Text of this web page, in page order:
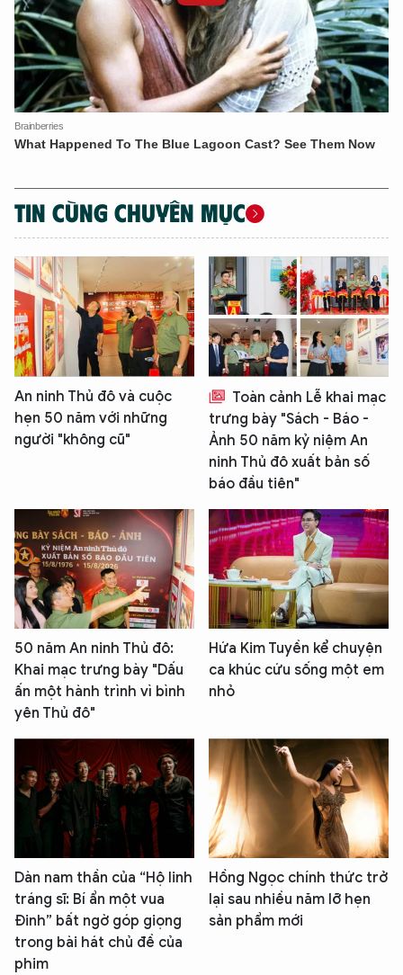
TIN CÙNG CHUYÊN MỤC
An ninh Thủ đô và cuộc
hẹn 50 năm với những
người "không cũ"
Toàn cảnh Lễ khai mạc
trưng bày "Sách - Báo -
Ảnh 50 năm kỷ niệm An
ninh Thủ đô xuất bản số
báo đầu tiên"
50 năm An ninh Thủ đô:
Khai mạc trưng bày "Dấu
ấn một hành trình vì bình
yên Thủ đô"
Hứa Kim Tuyền kể chuyện
ca khúc cứu sống một em
nhỏ
Dàn nam thần của “Hộ linh
tráng sĩ: Bí ẩn một vua
Đinh” bất ngờ góp giọng
trong bài hát chủ đề của
phim
Hồng Ngọc chính thức trở
lại sau nhiều năm lỡ hẹn
sản phẩm mới